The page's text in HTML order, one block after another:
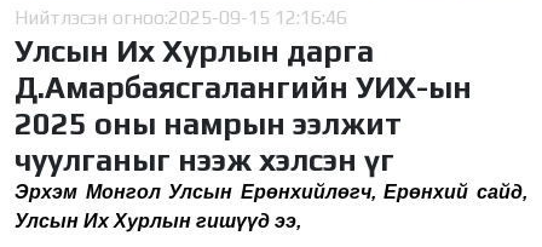
Нийтлэсэн огноо:2025-09-15 12:16:46
Улсын Их Хурлын дарга
Д.Амарбаясгалангийн УИХ-ын
2025 оны намрын ээлжит
чуулганыг нээж хэлсэн үг
Эрхэм Монгол Улсын Ерөнхийлөгч, Ерөнхий сайд,
Улсын Их Хурлын гишүүд ээ,